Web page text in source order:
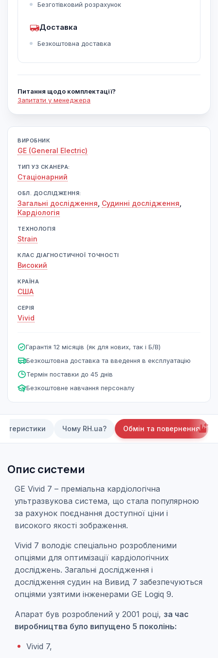
Безготівковий розрахунок
Доставка
Безкоштовна доставка
Питання щодо комплектації?
Запитати у менеджера
ВИРОБНИК
GE (General Electric)
ТИП УЗ СКАНЕРА:
Cтаціонарний
ОБЛ. ДОСЛІДЖЕННЯ:
Загальні дослідження Судинні дослідження
Кардіологія
ТЕХНОЛОГІЯ
Strain
КЛАС ДІАГНОСТИЧНОЇ ТОЧНОСТІ
Високий
КРАЇНА
США
СЕРІЯ
Vivid
Гарантія 12 місяців (як для нових, так і Б/В)
Безкоштовна доставка та введення в експлуатацію
Термін поставки до 45 днів
Безкоштовне навчання персоналу
Чому RH.ua? Обмін та повернення
Опис системи
GE Vivid 7 – преміальна кардіологічна
ультразвукова система, що стала популярною
за рахунок поєднання доступної ціни і
високого якості зображення.
Vivid 7 володіє спеціально розробленими
опціями для оптимізації кардіологічних
досліджень. Загальні дослідження і
дослідження судин на Вивид 7 забезпечуються
опціями узятими інженерами GE Logiq 9.
Апарат був розроблений у 2001 році, за час
виробництва було випущено 5 поколінь:
Vivid 7,